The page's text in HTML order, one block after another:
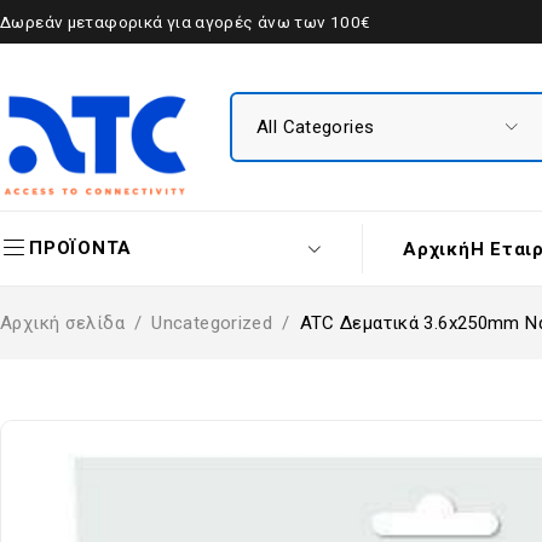
Δωρεάν μεταφορικά για αγορές άνω των 100€
ΠΡΟΪΟΝΤΑ ΑρχικήΗ
Αρχική σελίδα / Uncategorized / ATC Δεματικά 3.6x250mm